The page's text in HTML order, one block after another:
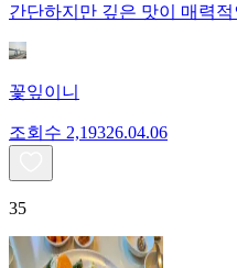
간단하지만 깊은 맛이 매력
꽃잎이니
조회수 2,19326.04.06
35